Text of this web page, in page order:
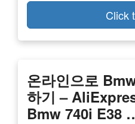
Click
온라인으로
하기 –
Bmw 740i E38